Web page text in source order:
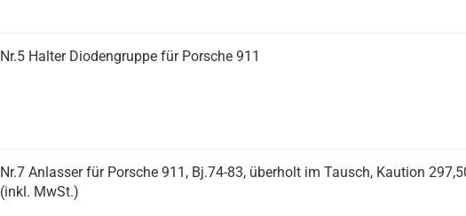
Nr.5 Halter Diodengruppe für Porsche 911
Nr.7 Anlasser für Porsche 911, Bj.74-83, überholt im Tausch, Kaution
(inkl. MwSt.)